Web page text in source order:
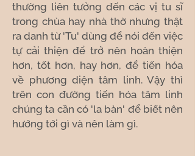
thường liên tưởng đến các vị tu sĩ
trong chùa hay nhà thờ nhưng thật
ra danh từ 'Tu' dùng để nói đến việc
tự cải thiện để trở nên hoàn thiện
hơn, tốt hơn, hay hơn, để tiến hóa
về phương diện tâm linh. Vậy thì
trên con đường tiến hóa tâm linh
chúng ta cần có 'la bàn' để biết nên
hướng tới gì và nên làm gì.